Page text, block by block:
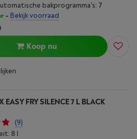
bakprogramma's: 7
- Bekijk voorraad
Koop nu
EASY FRY SILENCE 7 L BLACK
(9)
8 l